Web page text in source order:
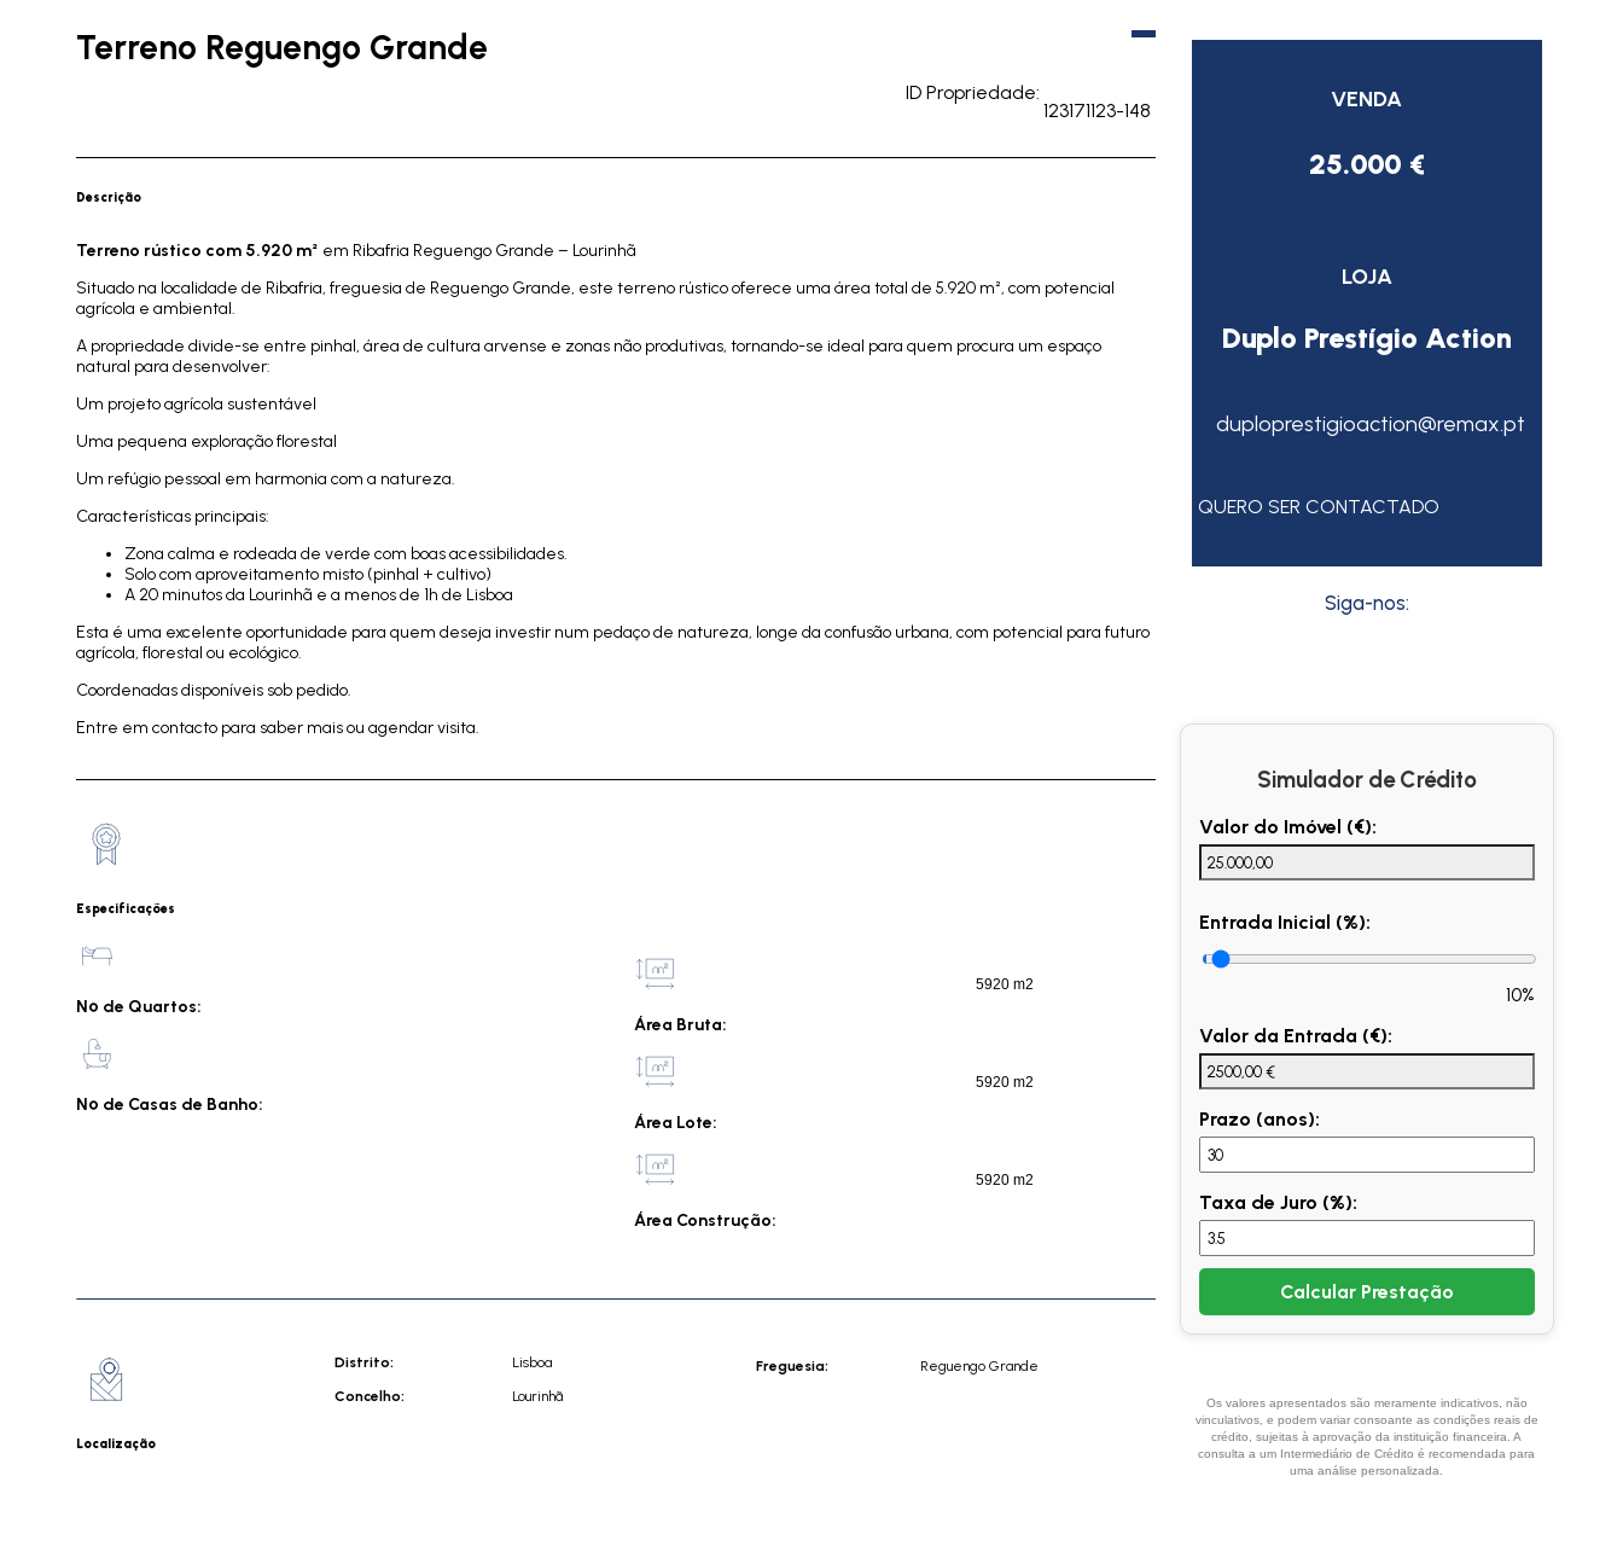
Terreno Reguengo Grande
ID Propriedade:
123171123-148
Descrição
Terreno rústico com 5.920 m² em Ribafria Reguengo Grande – Lourinhã
Situado na localidade de Ribafria, freguesia de Reguengo Grande, este terreno rústico oferece uma área total de 5.920 m², com potencial
agrícola e ambiental.
A propriedade divide-se entre pinhal, área de cultura arvense e zonas não produtivas, tornando-se ideal para quem procura um espaço
natural para desenvolver:
Um projeto agrícola sustentável
Uma pequena exploração florestal
Um refúgio pessoal em harmonia com a natureza.
Características principais:
Zona calma e rodeada de verde com boas acessibilidades.
Solo com aproveitamento misto (pinhal + cultivo)
A 20 minutos da Lourinhã e a menos de 1h de Lisboa
Esta é uma excelente oportunidade para quem deseja investir num pedaço de natureza, longe da confusão urbana, com potencial para futuro
agrícola, florestal ou ecológico.
Coordenadas disponíveis sob pedido.
Entre em contacto para saber mais ou agendar visita.
Especificações
Nº de Quartos:
Nº de Casas de Banho:
Área Bruta:
5920 m2
Área Lote:
5920 m2
Área Construção:
5920 m2
Localização
Distrito:
Lisboa
Concelho:
Lourinhã
Freguesia: Reguengo Grande
VENDA
25.000 €
LOJA
Duplo Prestígio Action
duploprestigioaction@remax.pt
QUERO SER CONTACTADO
Siga-nos:
Simulador de Crédito
Valor do Imóvel (€):
Entrada Inicial (%):
10%
Valor da Entrada (€):
Prazo (anos):
Taxa de Juro (%):
Calcular Prestação
Os valores apresentados são meramente indicativos, não
vinculativos, e podem variar consoante as condições reais de
crédito, sujeitas à aprovação da instituição financeira. A
consulta a um Intermediário de Crédito é recomendada para
uma análise personalizada.